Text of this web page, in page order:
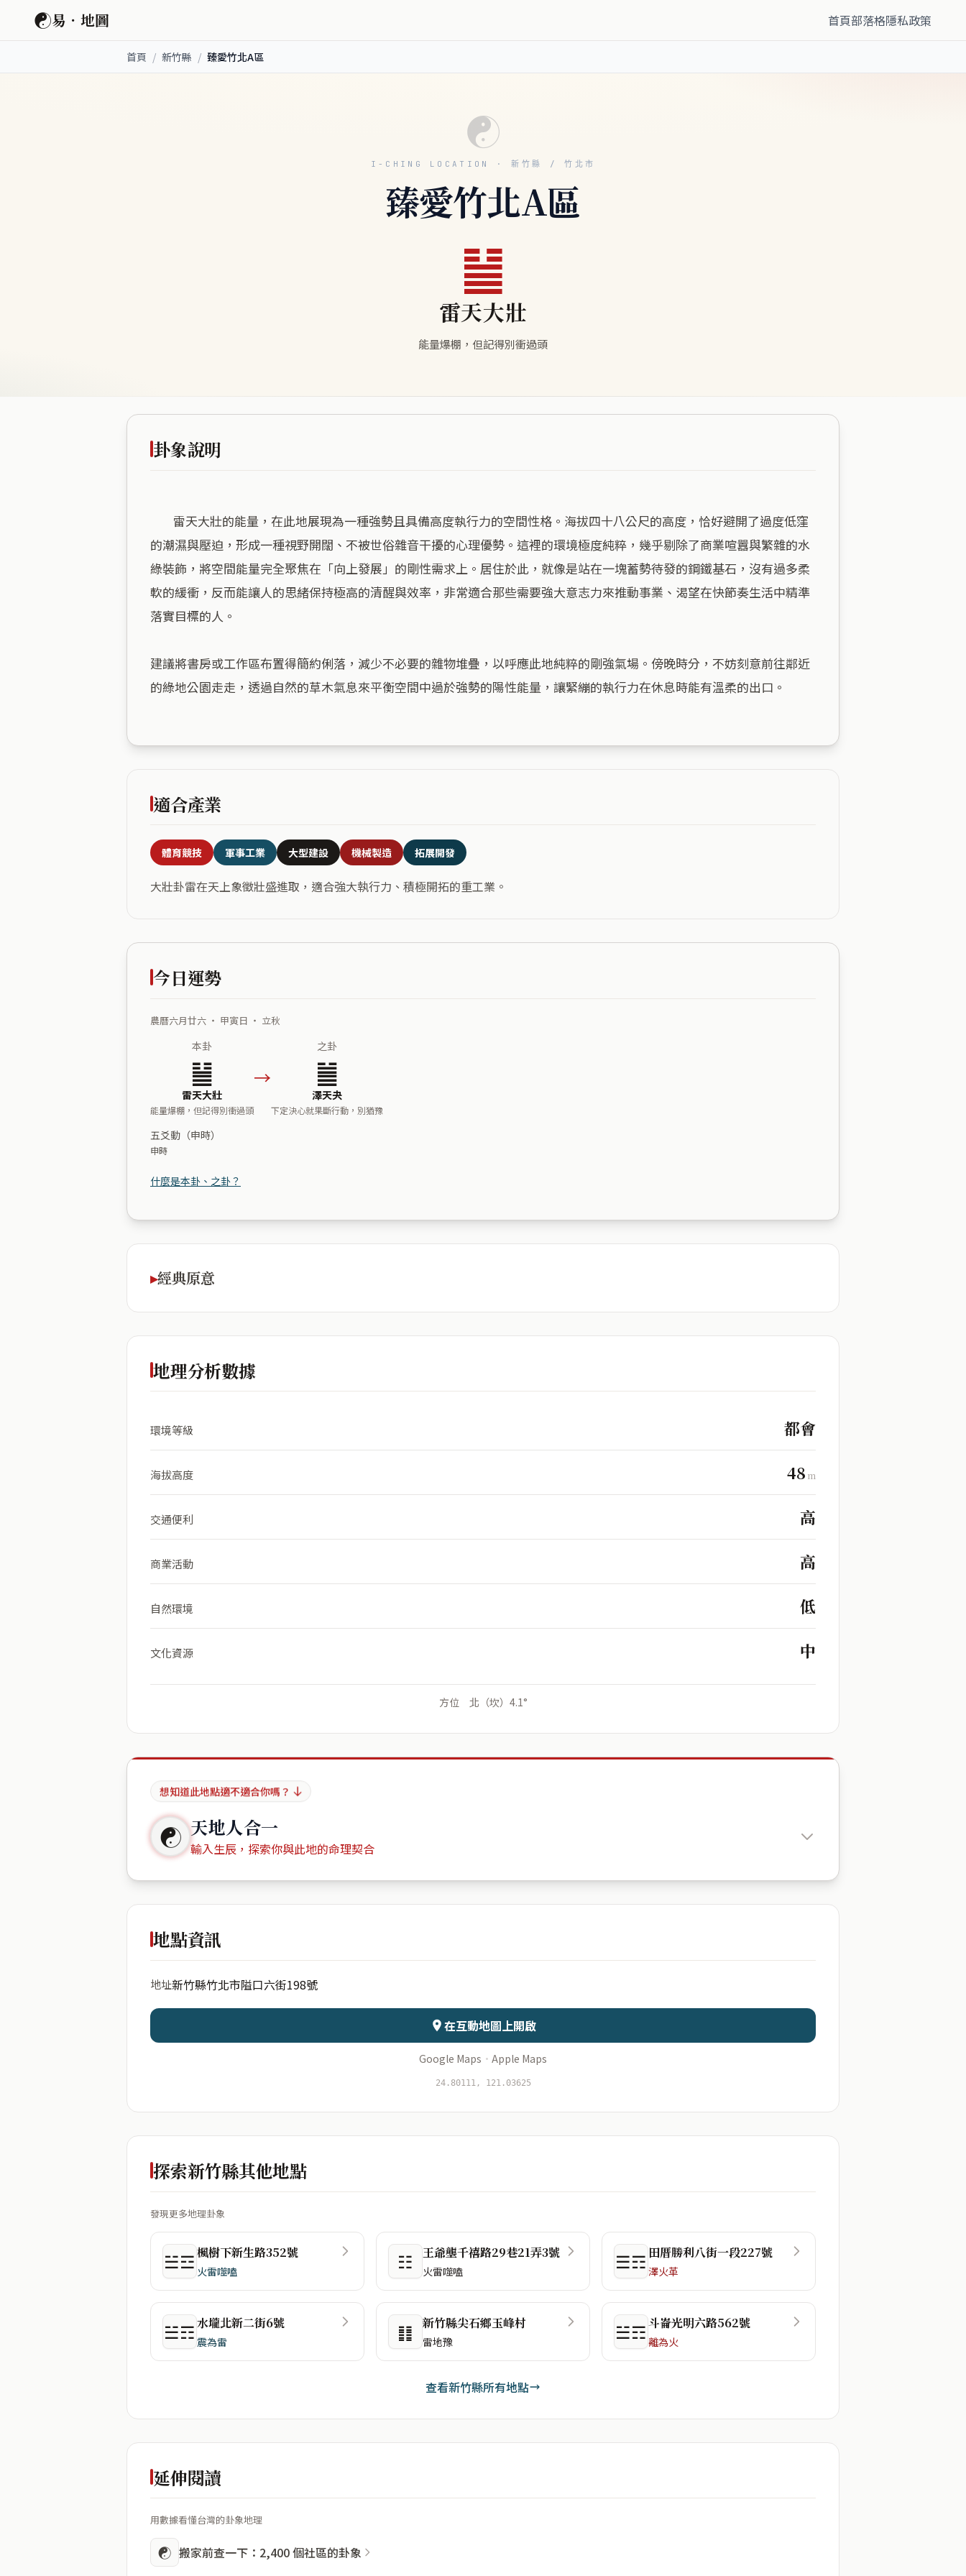
☯易．地圖 首頁部落格隱私政策
首頁 / 新竹縣 / 臻愛竹北A區
☯
I-CHING LOCATION · 新竹縣 / 竹北市
臻愛竹北A區
䷡
雷天大壯
能量爆棚，但記得別衝過頭
卦象說明
的潮濕與壓迫，形成一種視野開闊、不被世俗雜音干擾的心理優勢。這裡的環境極度純粹，幾乎剔除了商業喧囂與繁雜的水
綠裝飾，將空間能量完全聚焦在「向上發展」的剛性需求上。居住於此，就像是站在一塊蓄勢待發的鋼鐵基石，沒有過多柔
軟的緩衝，反而能讓人的思緒保持極高的清醒與效率，非常適合那些需要強大意志力來推動事業、渴望在快節奏生活中精準
落實目標的人。
建議將書房或工作區布置得簡約俐落，減少不必要的雜物堆疊，以呼應此地純粹的剛強氣場。傍晚時分，不妨刻意前往鄰近
的綠地公園走走，透過自然的草木氣息來平衡空間中過於強勢的陽性能量，讓緊繃的執行力在休息時能有溫柔的出口。
適合產業
體育競技 軍事工業 大型建設 機械製造 拓展開發
大壯卦雷在天上象徵壯盛進取，適合強大執行力、積極開拓的重工業。
今日運勢
農曆六月廿六 ・ 甲寅日 ・ 立秋
本卦
䷡
雷天大壯
能量爆棚，但記得別衝過頭
→
之卦
䷪
澤天夬
下定決心就果斷行動，別猶豫
五爻動（申時）
申時
什麼是本卦、之卦？
經典原意
地理分析數據
環境等級 都會
海拔高度 48 m
交通便利 高
商業活動 高
自然環境 低
文化資源 中
方位 北（坎）4.1°
想知道此地點適不適合你嗎？
☯ 天地人合一
輸入生辰，探索你與此地的命理契合
地點資訊
地址新竹縣竹北市隘口六街198號
在互動地圖上開啟
Google Maps · Apple Maps
24.80111, 121.03625
探索新竹縣其他地點
發現更多地理卦象
☱☲楓樹下新生路352號
火雷噬嗑 ☷ 王爺壟千禧路29巷21弄3號
火雷噬嗑 ☰☶ 田厝勝利八街一段227號
澤火革
☱☶水壠北新二街6號
震為雷 ䷁ 新竹縣尖石鄉玉峰村
雷地豫 ☱☶斗崙光明六路562號
離為火
查看新竹縣所有地點
延伸閱讀
用數據看懂台灣的卦象地理
☯ 搬家前查一下：2,400 個社區的卦象